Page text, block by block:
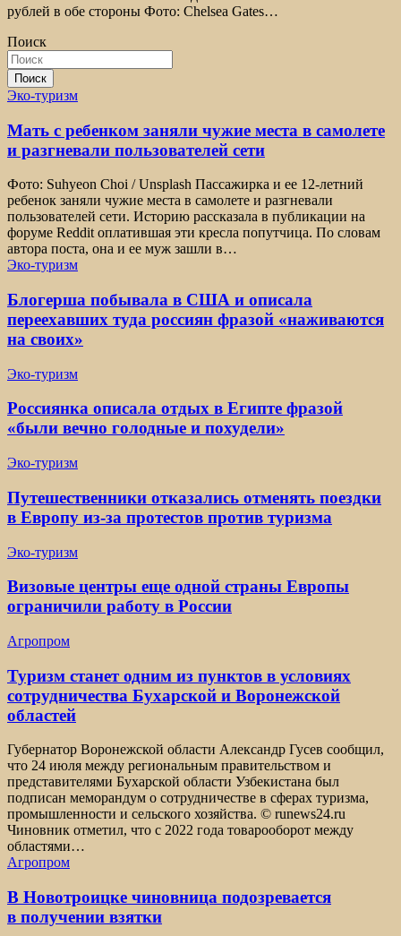
рублей в обе стороны Фото: Chelsea Gates…
Поиск
Поиск
Эко-туризм
Мать с ребенком заняли чужие места в самолете
и разгневали пользователей сети
Фото: Suhyeon Choi / Unsplash Пассажирка и ее 12-летний
ребенок заняли чужие места в самолете и разгневали
пользователей сети. Историю рассказала в публикации на
форуме Reddit оплатившая эти кресла попутчица. По словам
автора поста, она и ее муж зашли в…
Эко-туризм
Блогерша побывала в США и описала
переехавших туда россиян фразой «наживаются
на своих»
Эко-туризм
Россиянка описала отдых в Египте фразой
«были вечно голодные и похудели»
Эко-туризм
Путешественники отказались отменять поездки
в Европу из-за протестов против туризма
Эко-туризм
Визовые центры еще одной страны Европы
ограничили работу в России
Агропром
Туризм станет одним из пунктов в условиях
сотрудничества Бухарской и Воронежской
областей
Губернатор Воронежской области Александр Гусев сообщил,
что 24 июля между региональным правительством и
представителями Бухарской области Узбекистана был
подписан меморандум о сотрудничестве в сферах туризма,
промышленности и сельского хозяйства. © runews24.ru
Чиновник отметил, что с 2022 года товарооборот между
областями…
Агропром
В Новотроицке чиновница подозревается
в получении взятки